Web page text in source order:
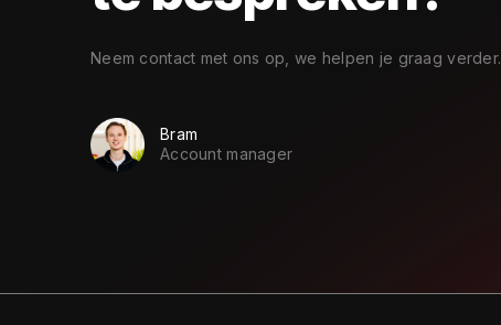
Neem contact met ons op, we helpen je graag verder.
Bram
Account manager